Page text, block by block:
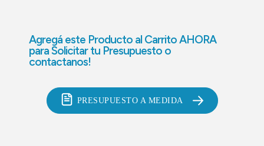
Agregá este Producto al Carrito AHORA
paraSolicitar tu Presupuesto o
contactanos!
PRESUPUESTO A MEDIDA